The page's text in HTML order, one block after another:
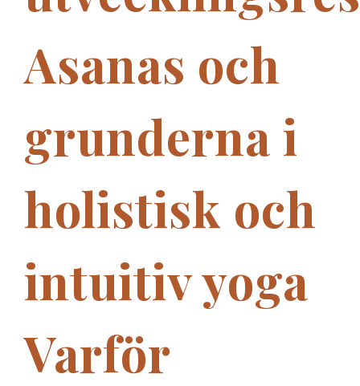
Asanas och
grunderna i
holistisk och
intuitiv yoga
Varför